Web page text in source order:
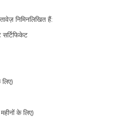
निमिनलिखित हैं:
सर्टिफिकेट
के लिए)